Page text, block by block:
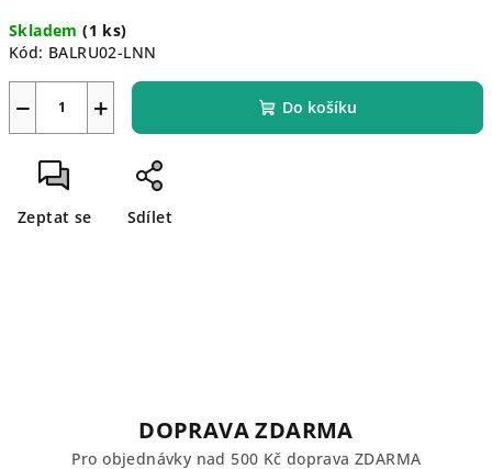
cena:
Skladem(1 ks)
Kód: BALRU02-LNN
+
− Do košíku
Zeptat se Sdílet
DOPRAVA ZDARMA
Pro objednávky nad 500 Kč doprava ZDARMA